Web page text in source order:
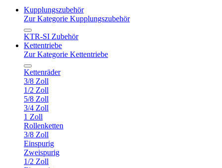
Kupplungszubehör
Zur Kategorie Kupplungszubehör
KTR-SI Zubehör
Kettentriebe
Zur Kategorie Kettentriebe
Kettenräder
3/8 Zoll
1/2 Zoll
5/8 Zoll
3/4 Zoll
1 Zoll
Rollenketten
3/8 Zoll
Einspurig
Zweispurig
1/2 Zoll